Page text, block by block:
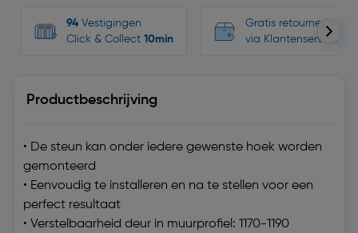
94 Vestigingen
Click & Collect 10min
Gratis retourneren,
via Klantenservice
Productbeschrijving
• De steun kan onder iedere gewenste hoek worden
gemonteerd
• Eenvoudig te installeren en na te stellen voor een
perfect resultaat
• Verstelbaarheid deur in muurprofiel: 1170-1190